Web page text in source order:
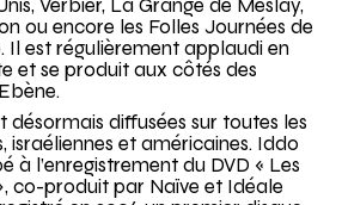
Verbier, La Grange de Meslay,
ou encore les Folles Journées de
Il est régulièrement applaudi en
et se produit aux côtés des
désormais diffusées sur toutes les
israéliennes et américaines. Iddo
à l’enregistrement du DVD « Les
co-produit par Naïve et Idéale